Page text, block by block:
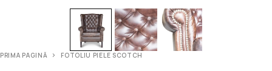
PRIMA PAGINĂ FOTOLIU PIELE SCOTCH